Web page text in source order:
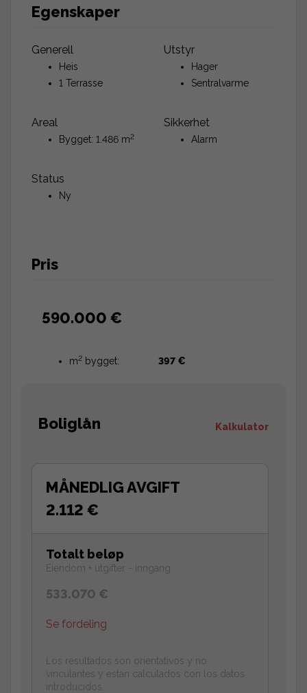
Egenskaper
Generell
Heis
1 Terrasse
Areal
Bygget: 1.486 m2
Status
Ny
Utstyr
Hager
Sentralvarme
Sikkerhet
Alarm
Pris
590.000 €
m2 bygget: 397 €
Boliglån Kalkulator
MÅNEDLIG AVGIFT
2.112 €
Totalt beløp
Eiendom + utgifter - inngang
533.070 €
Se fordeling
Los resultados son orientativos y no
vinculantes y estan calculados con los datos
introducidos.